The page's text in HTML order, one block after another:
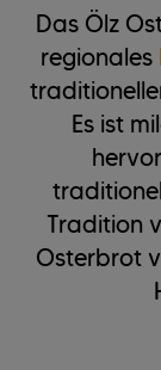
Das Ölz
regionales
Es ist
Tradition
Osterbrot